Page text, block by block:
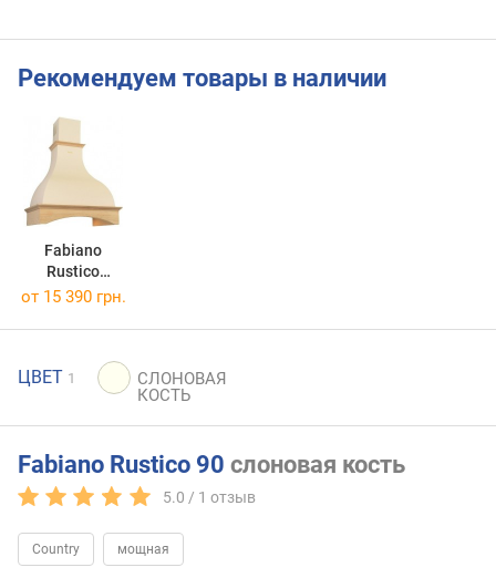
Рекомендуем товары в наличии
Fabiano
Rustico
Silence+ 60
от 15 390 грн.
ЦВЕТ 1
Fabiano Rustico 90 слоновая кость
5.0 / 1 отзыв
Country мощная